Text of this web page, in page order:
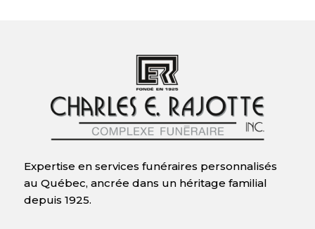
Expertise en services funéraires personnalisés
au Québec, ancrée dans un héritage familial
depuis 1925.